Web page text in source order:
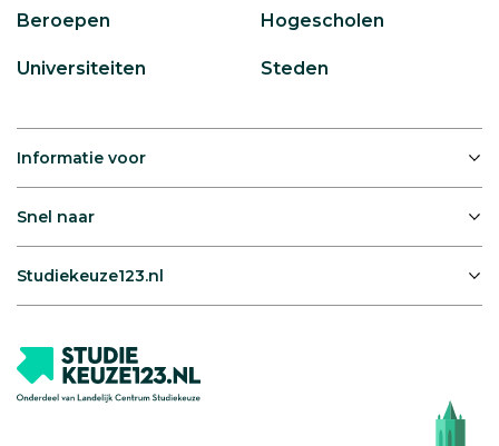
Beroepen Hogescholen
Universiteiten Steden
Informatie voor
Snel naar
Studiekeuze123.nl